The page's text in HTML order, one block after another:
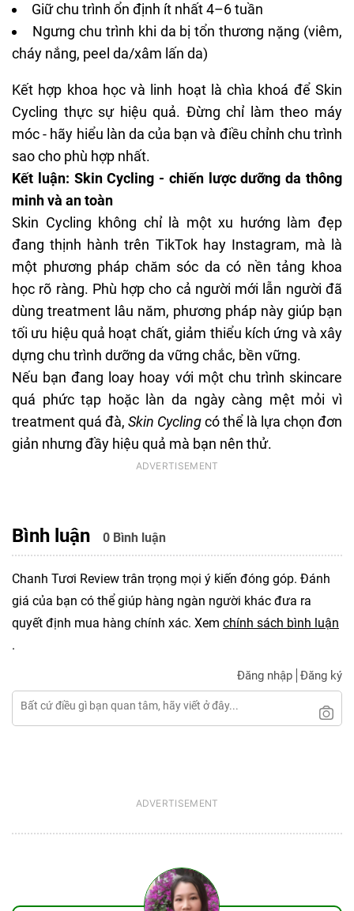
Giữ chu trình ổn định ít nhất 4–6 tuần
Ngưng chu trình khi da bị tổn thương nặng (viêm,
cháy nắng, peel da/xâm lấn da)
Kết hợp khoa học và linh hoạt là chìa khoá để Skin
Cycling thực sự hiệu quả. Đừng chỉ làm theo máy
móc - hãy hiểu làn da của bạn và điều chỉnh chu trình
sao cho phù hợp nhất.
Kết luận: Skin Cycling - chiến lược dưỡng da thông
minh và an toàn
Skin Cycling không chỉ là một xu hướng làm đẹp
đang thịnh hành trên TikTok hay Instagram, mà là
một phương pháp chăm sóc da có nền tảng khoa
học rõ ràng. Phù hợp cho cả người mới lẫn người đã
dùng treatment lâu năm, phương pháp này giúp bạn
tối ưu hiệu quả hoạt chất, giảm thiểu kích ứng và xây
dựng chu trình dưỡng da vững chắc, bền vững.
Nếu bạn đang loay hoay với một chu trình skincare
quá phức tạp hoặc làn da ngày càng mệt mỏi vì
treatment quá đà, Skin Cyclingcó thể là lựa chọn đơn
giản nhưng đầy hiệu quả mà bạn nên thử.
Bình luận 0 Bình luận
Chanh Tươi Review trân trọng mọi ý kiến đóng góp. Đánh
giá của bạn có thể giúp hàng ngàn người khác đưa ra
quyết định mua hàng chính xác. Xem chính sách bình luận
.
Đăng nhập Đăng ký